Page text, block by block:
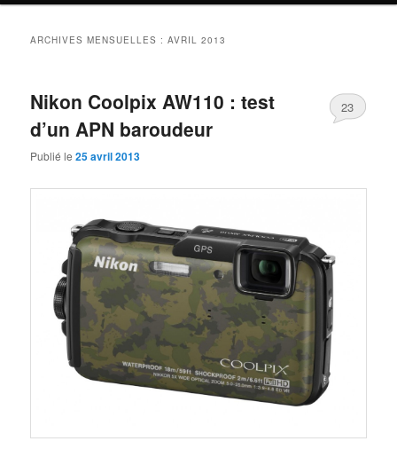
ARCHIVES MENSUELLES :AVRIL 2013
Nikon Coolpix AW110 : test
d’un APN baroudeur
Publié le25 avril 2013
23